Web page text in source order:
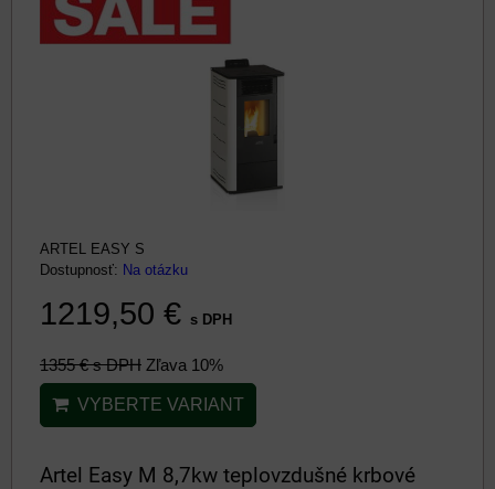
ARTEL EASY S
Dostupnosť: Na otázku
1219,50 € s DPH
1355 €s DPH Zľava 10%
VYBERTE VARIANT
Artel Easy M 8,7kw teplovzdušné krbové